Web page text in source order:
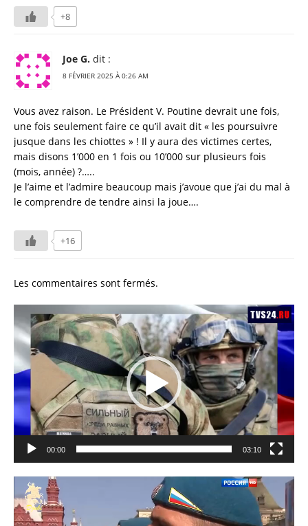
+8
Joe G. dit :
8 FÉVRIER 2025 À 0:26 AM
Vous avez raison. Le Président V. Poutine devrait une fois,
une fois seulement faire ce qu’il avait dit « les poursuivre
jusque dans les chiottes » ! Il y aura des victimes certes,
mais disons 1’000 en 1 fois ou 10’000 sur plusieurs fois
(mois, année) ?…..
Je l’aime et l’admire beaucoup mais j’avoue que j’ai du mal à
le comprendre de tendre ainsi la joue….
+16
Les commentaires sont fermés.
Lecteur
vidéo
00:00 03:10
Lecteur
vidéo